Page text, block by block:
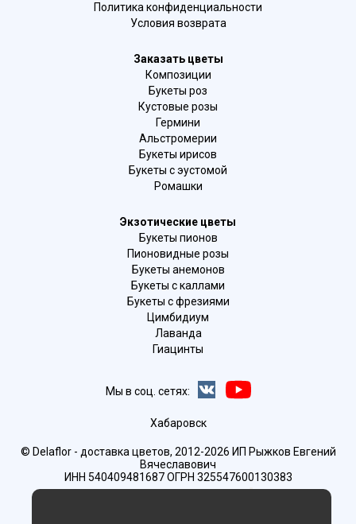
Политика конфиденциальности
Условия возврата
Заказать цветы
Композиции
Букеты роз
Кустовые розы
Гермини
Альстромерии
Букеты ирисов
Букеты с эустомой
Ромашки
Экзотические цветы
Букеты пионов
Пионовидные розы
Букеты анемонов
Букеты с каллами
Букеты с фрезиями
Цимбидиум
Лаванда
Гиацинты
Мы в соц. сетях:
Хабаровск
© Delaflor - доставка цветов, 2012-2026 ИП Рыжков Евгений
Вячеславович
ИНН 540409481687 ОГРН 325547600130383